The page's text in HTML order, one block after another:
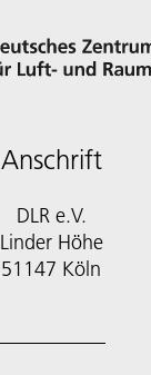
Anschrift
DLR e.V.
Linder Höhe
51147 Köln